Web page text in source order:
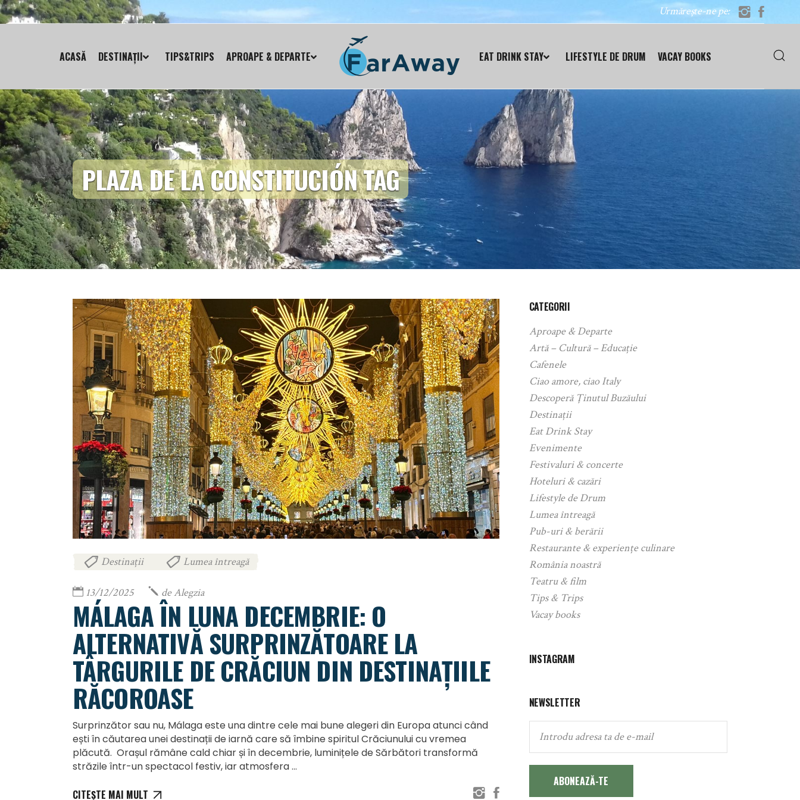
Urmărește-ne pe:
ACASĂ DESTINAȚII TIPS&TRIPS APROAPE & DEPARTE EAT DRINK STAY LIFESTYLE DE DRUM VACAY BOOKS
PLAZA DE LA CONSTITUCIÓN TAG
Destinații Lumea întreagă
13/12/2025 deAlegzia
MÁLAGA ÎN LUNA DECEMBRIE: O
ALTERNATIVĂ SURPRINZĂTOARE LA
TÂRGURILE DE CRĂCIUN DIN DESTINAȚIILE
RĂCOROASE
Surprinzător sau nu, Málaga este una dintre cele mai bune alegeri din Europa atunci când
ești în căutarea unei destinații de iarnă care să îmbine spiritul Crăciunului cu vremea
plăcută. Orașul rămâne cald chiar și în decembrie, luminițele de Sărbători transformă
străzile într-un spectacol festiv, iar atmosfera
CITEȘTE MAI MULT
CATEGORII
Aproape & Departe
Artă – Cultură – Educație
Cafenele
Ciao amore, ciao Italy
Descoperă Ținutul Buzăului
Destinații
Eat Drink Stay
Evenimente
Festivaluri & concerte
Hoteluri & cazări
Lifestyle de Drum
Lumea întreagă
Pub-uri & berării
Restaurante & experiențe culinare
România noastră
Teatru & film
Tips & Trips
Vacay books
INSTAGRAM
NEWSLETTER
ABONEAZĂ-TE